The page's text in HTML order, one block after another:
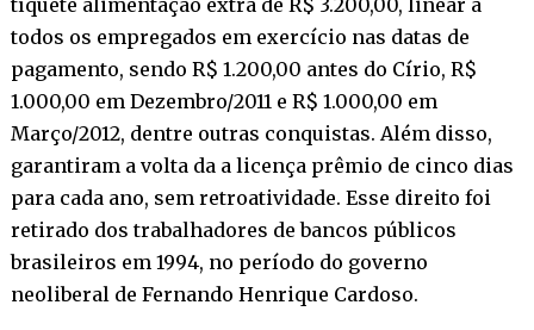
todos os empregados em exercício nas datas de
pagamento, sendo R$ 1.200,00 antes do Círio, R$
1.000,00 em Dezembro/2011 e R$ 1.000,00 em
Março/2012, dentre outras conquistas. Além disso,
garantiram a volta da a licença prêmio de cinco dias
para cada ano, sem retroatividade. Esse direito foi
retirado dos trabalhadores de bancos públicos
brasileiros em 1994, no período do governo
neoliberal de Fernando Henrique Cardoso.